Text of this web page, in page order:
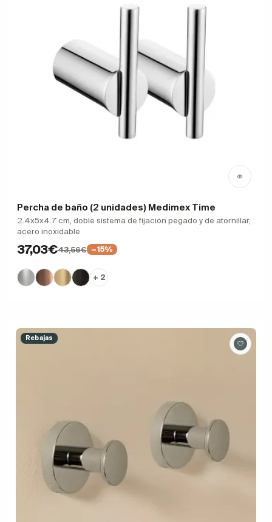
Percha de baño (2 unidades) Medimex Time
2.4x5x4.7 cm, doble sistema de fijación pegado y de atornillar,
acero inoxidable
37,03€43,56€ −15%
+ 2
Rebajas